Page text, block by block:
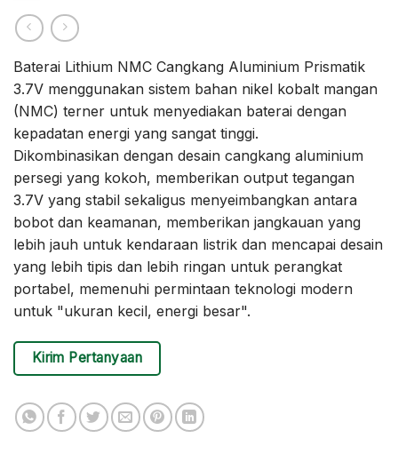
Baterai Lithium NMC Cangkang Aluminium Prismatik
3.7V menggunakan sistem bahan nikel kobalt mangan
(NMC) terner untuk menyediakan baterai dengan
kepadatan energi yang sangat tinggi.
Dikombinasikan dengan desain cangkang aluminium
persegi yang kokoh, memberikan output tegangan
3.7V yang stabil sekaligus menyeimbangkan antara
bobot dan keamanan, memberikan jangkauan yang
lebih jauh untuk kendaraan listrik dan mencapai desain
yang lebih tipis dan lebih ringan untuk perangkat
portabel, memenuhi permintaan teknologi modern
untuk "ukuran kecil, energi besar".
Kirim Pertanyaan